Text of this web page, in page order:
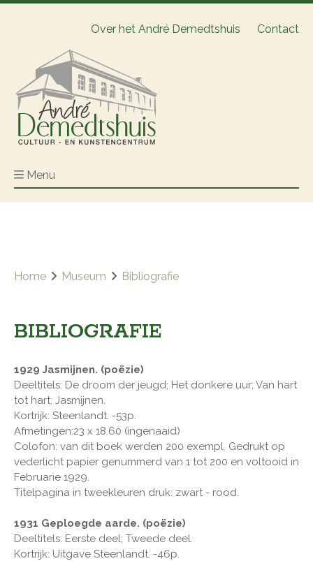
Over het André Demedtshuis Contact
Menu
Home Museum Bibliografie
BIBLIOGRAFIE
1929 Jasmijnen. (poëzie)
Deeltitels: De droom der jeugd; Het donkere uur; Van hart
tot hart; Jasmijnen.
Kortrijk: Steenlandt. -53p.
Afmetingen:23 x 18.60 (ingenaaid)
Colofon: van dit boek werden 200 exempl. Gedrukt op
vederlicht papier genummerd van 1 tot 200 en voltooid in
Februarie 1929.
Titelpagina in tweekleuren druk: zwart - rood.
1931 Geploegde aarde. (poëzie)
Deeltitels: Eerste deel; Tweede deel.
Kortrijk: Uitgave Steenlandt. -46p.